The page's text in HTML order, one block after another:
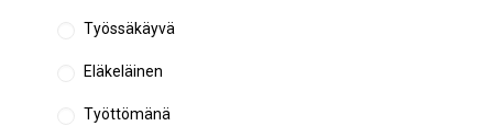
Työssäkäyvä
Eläkeläinen
Työttömänä